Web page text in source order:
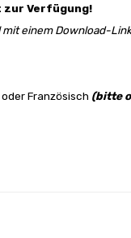
zur Verfügung!
mit einem Download-
Französisch (bitte